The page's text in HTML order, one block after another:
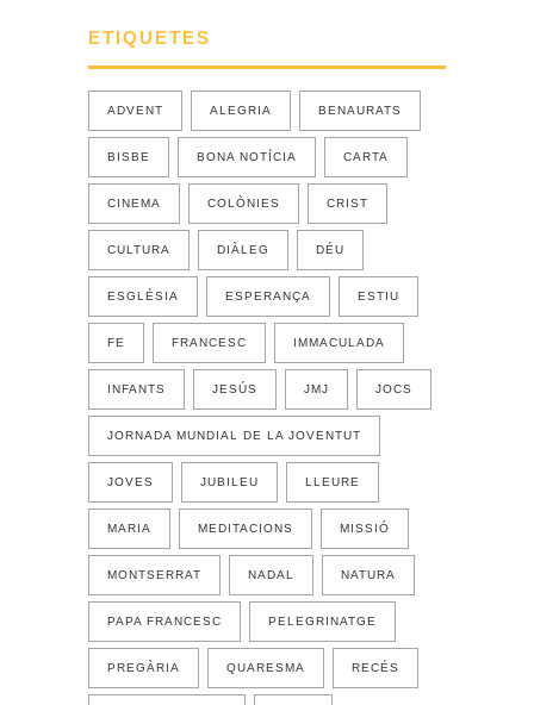
ETIQUETES
ADVENT ALEGRIA BENAURATS
BISBE BONA NOTÍCIA CARTA
CINEMA COLÒNIES CRIST
CULTURA DIÀLEG DÉU
ESGLÉSIA ESPERANÇA ESTIU
FE FRANCESC IMMACULADA
INFANTS JESÚS JMJ JOCS
JORNADA MUNDIAL DE LA JOVENTUT
JOVES JUBILEU LLEURE
MARIA MEDITACIONS MISSIÓ
MONTSERRAT NADAL NATURA
PAPA FRANCESC PELEGRINATGE
PREGÀRIA QUARESMA RECÉS